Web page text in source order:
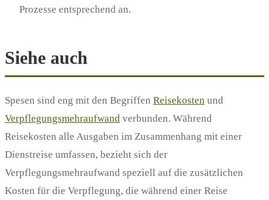
Prozesse entsprechend an.
Siehe auch
Spesen sind eng mit den Begriffen Reisekosten und
Verpflegungsmehraufwand verbunden. Während
Reisekosten alle Ausgaben im Zusammenhang mit einer
Dienstreise umfassen, bezieht sich der
Verpflegungsmehraufwand speziell auf die zusätzlichen
Kosten für die Verpflegung, die während einer Reise